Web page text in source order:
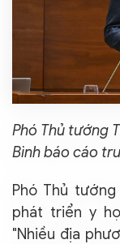
Phó Thủ tướng
Bình báo cáo
Phó Thủ
phát triển y
"Nhiều địa